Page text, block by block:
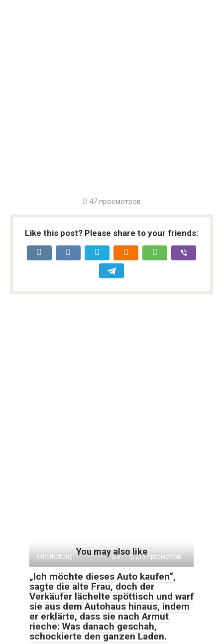
47 просмотров
Like this post? Please share to your friends:
You may also like
Unterhaltung 0 219 просмотров
„Ich möchte dieses Auto kaufen“,
sagte die alte Frau, doch der
Verkäufer lächelte spöttisch und warf
sie aus dem Autohaus hinaus, indem
er erklärte, dass sie nach Armut
rieche: Was danach geschah,
schockierte den ganzen Laden.